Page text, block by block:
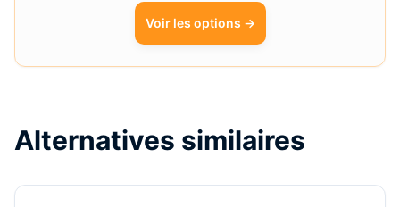
Voir les options →
Alternatives similaires